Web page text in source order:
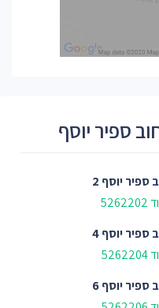
ספיר יוסף
ספיר יוסף 2
ספיר יוסף 4
ספיר יוסף 6